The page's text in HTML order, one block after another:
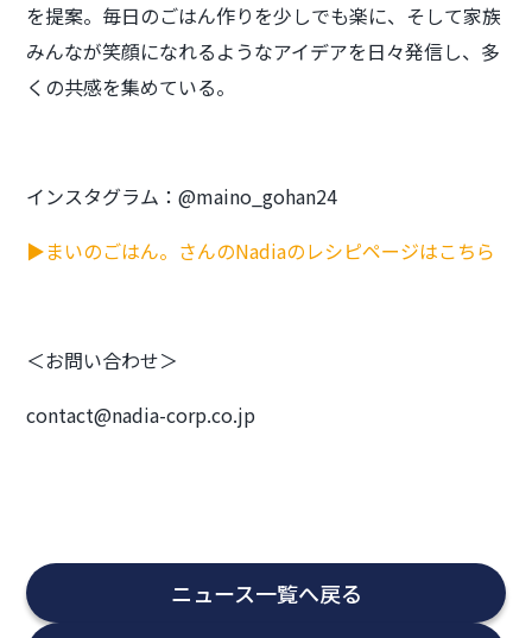
を提案。毎日のごはん作りを少しでも楽に、そして家族
みんなが笑顔になれるようなアイデアを日々発信し、多
くの共感を集めている。
インスタグラム：@maino_gohan24
▶まいのごはん。さんのNadiaのレシピページはこちら
＜お問い合わせ＞
contact@nadia-corp.co.jp
ニュース一覧へ戻る